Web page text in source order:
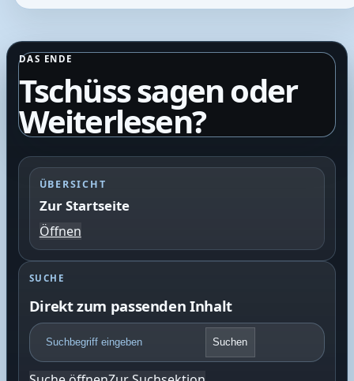
DAS ENDE
Tschüss sagen oder
Weiterlesen?
ÜBERSICHT
Zur Startseite
Öffnen
SUCHE
Direkt zum passenden Inhalt
F
o
o
Suchen